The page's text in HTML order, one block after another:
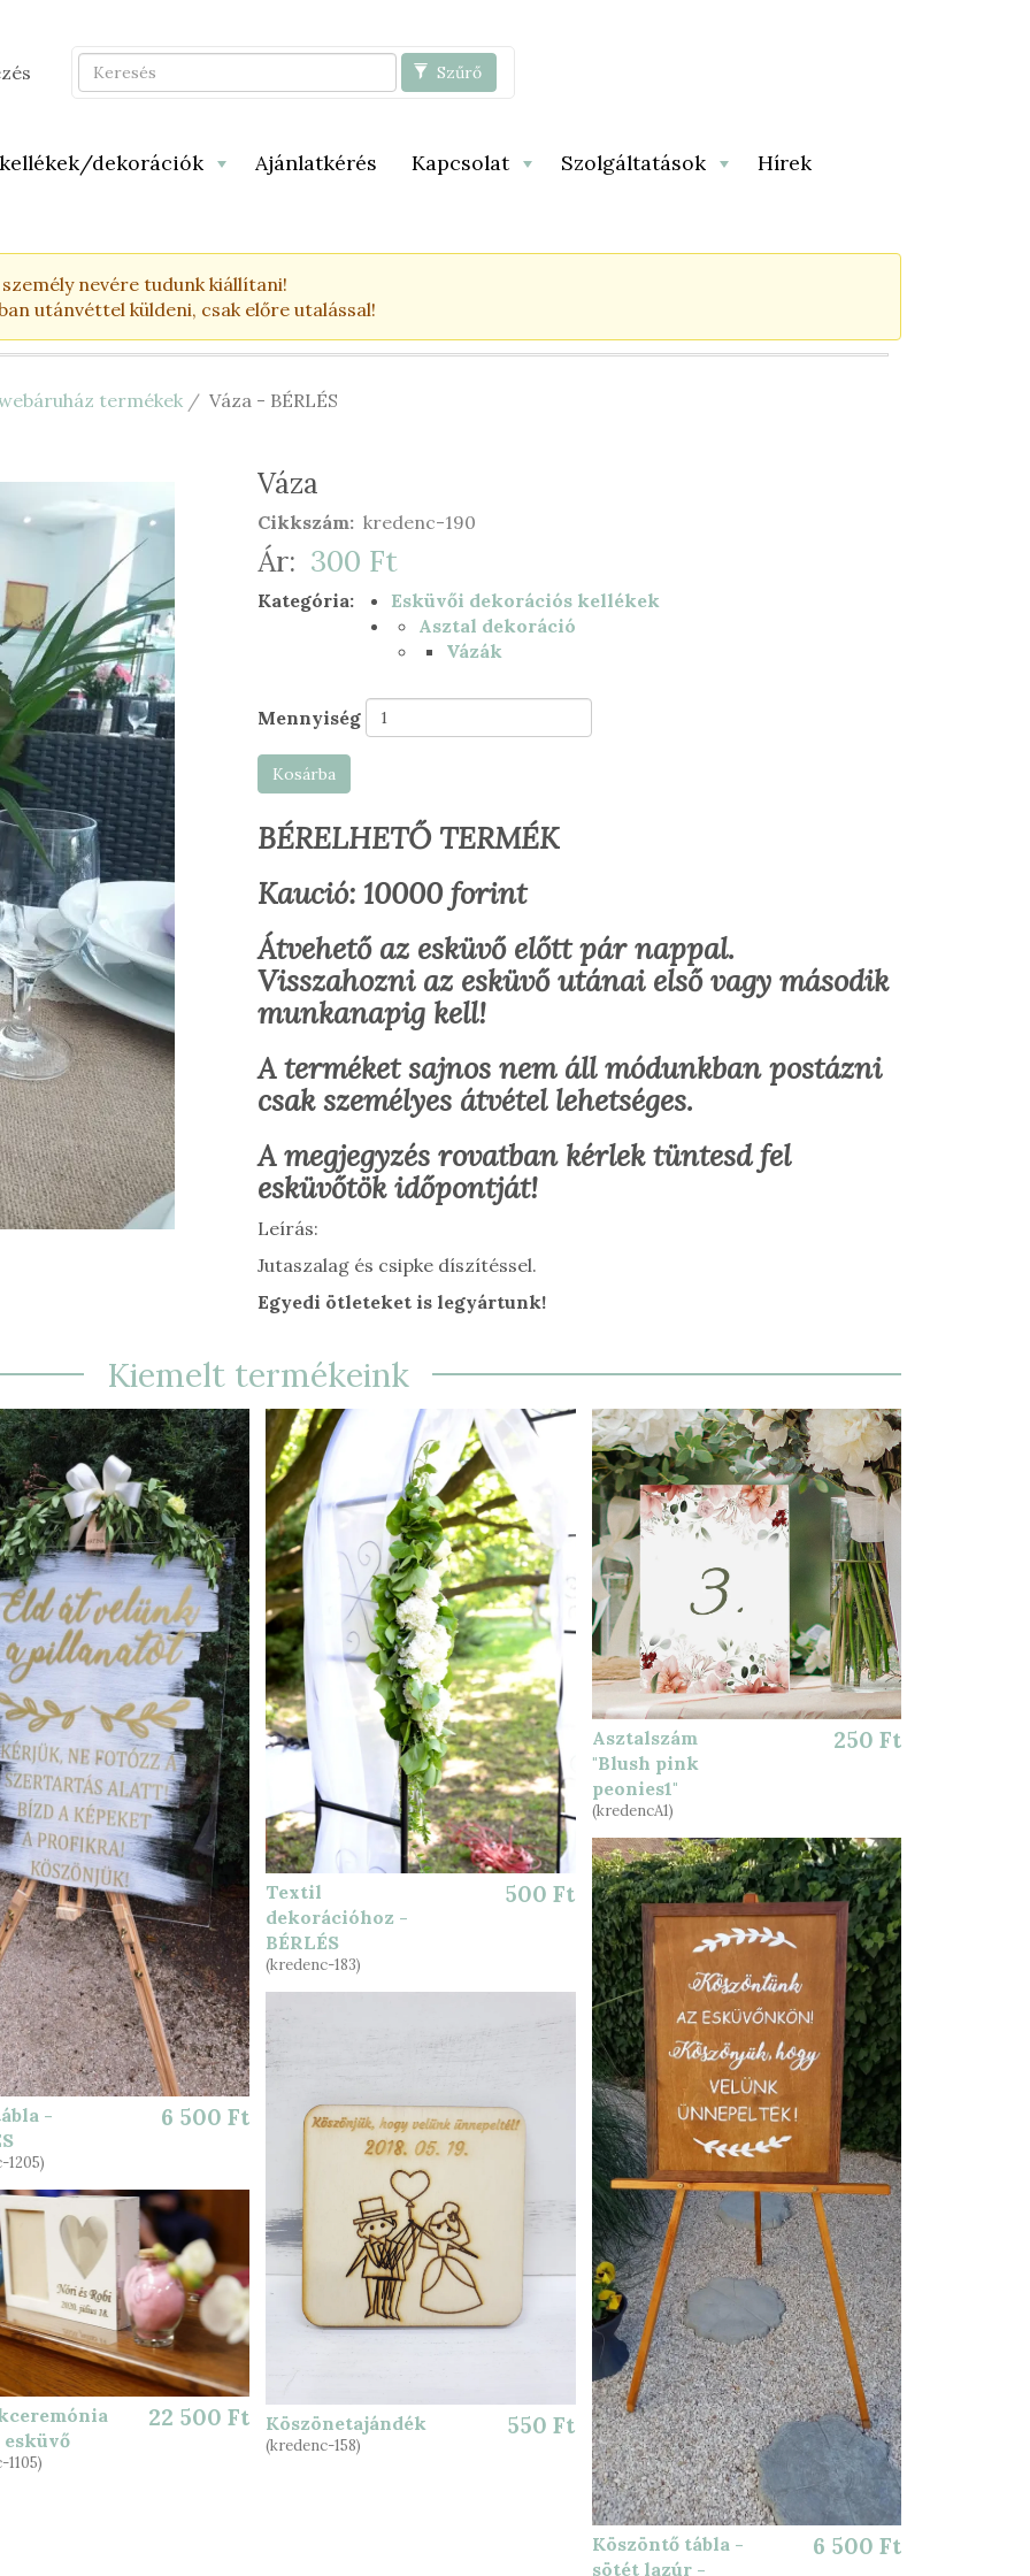
Keresés Szűrő
dekorációk Ajánlatkérés Kapcsolat Szolgáltatások Hírek
nevére tudunk kiállítani!
utánvéttel küldeni, csak előre utalással!
termékek Váza - BÉRLÉS
Váza
Cikkszám kredenc-190
Ár 300 Ft
Kategória
Esküvői dekorációs kellékek
Asztal dekoráció
Vázák
Mennyiség
Kosárba
BÉRELHETŐ TERMÉK
Kaució: 10000 forint
Átvehető az esküvő előtt pár nappal.
Visszahozni az esküvő utánai első vagy második
munkanapig kell!
A terméket sajnos nem áll módunkban postázni
csak személyes átvétel lehetséges.
A megjegyzés rovatban kérlek tüntesd fel
esküvőtök időpontját!
Leírás:
Jutaszalag és csipke díszítéssel.
Egyedi ötleteket is legyártunk!
Kiemelt termékeink
-
1205)
6 500 Ft
Textil
dekorációhoz -
BÉRLÉS
(kredenc-183)
500 Ft
Asztalszám
"Blush pink
peonies1"
(kredencA1)
250 Ft
22 500 Ft Köszönetajándék
(kredenc-158)
550 Ft
Köszöntő tábla -
sötét lazúr -
6 500 Ft